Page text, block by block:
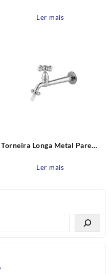
C17 Leão Metais
Ler mais
Torneira Longa Metal Parede
espigão C33 Leão Metais
Ler mais